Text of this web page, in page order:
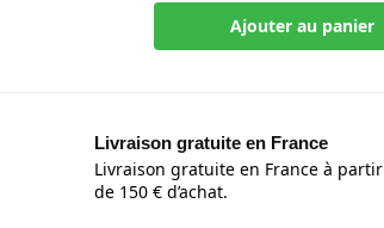
Ajouter au panier
Livraison gratuite en France
Livraison gratuite en France à partir
de 150 € d’achat.